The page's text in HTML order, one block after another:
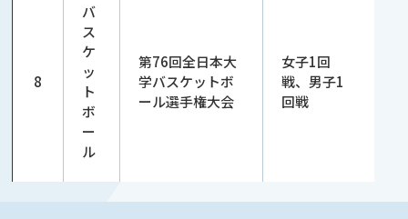
8
バ
ス
ケ
ッ
ト
ボ
ー
ル
第76回全日本大
学バスケットボ
ール選手権大会
女子1回
戦、男子1
回戦